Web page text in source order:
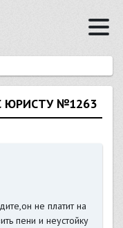
ЮРИСТУ №1263
не платит на
пени и неустойку